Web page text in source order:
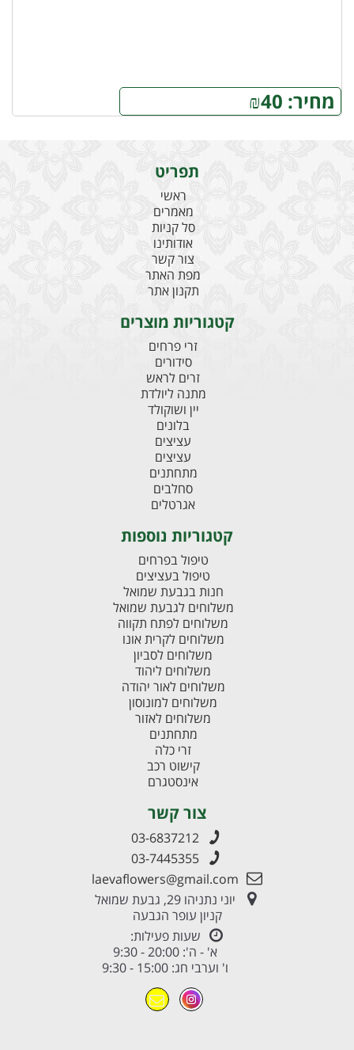
מחיר: ₪40
תפריט
ראשי
מאמרים
סל קניות
אודותינו
צור קשר
מפת האתר
תקנון אתר
קטגוריות מוצרים
זרי פרחים
סידורים
זרים לראש
מתנה ליולדת
יין ושוקולד
בלונים
עציצים
עציצים
מתחתנים
סחלבים
אגרטלים
קטגוריות נוספות
טיפול בפרחים
טיפול בעציצים
חנות בגבעת שמואל
משלוחים לגבעת שמואל
משלוחים לפתח תקווה
משלוחים לקרית אונו
משלוחים לסביון
משלוחים ליהוד
משלוחים לאור יהודה
משלוחים למונוסון
משלוחים לאזור
מתחתנים
זרי כלה
קישוט רכב
אינסטגרם
צור קשר
03-6837212
03-7445355
laevaflowers@gmail.com
יוני נתניהו 29, גבעת שמואל
קניון עופר הגבעה
שעות פעילות:
א' - ה': 20:00 - 9:30
ו' וערבי חג: 15:00 - 9:30